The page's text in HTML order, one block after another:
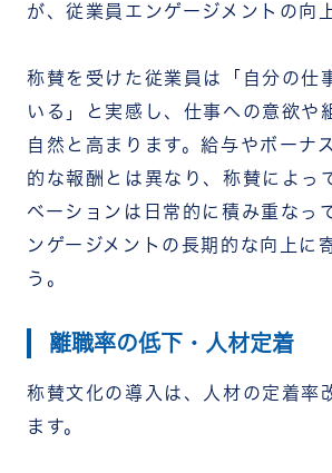
が、従業員エンゲージメントの向
称賛を受けた従業員は「自分の仕
いる」と実感し、仕事への意欲や
自然と高まります。給与やボーナ
的な報酬とは異なり、称賛によっ
ベーションは日常的に積み重なっ
ンゲージメントの長期的な向上に
う。
離職率の低下・人材定着
称賛文化の導入は、人材の定着率
ます。